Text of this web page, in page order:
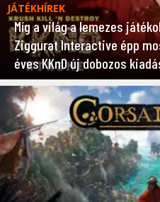
JÁTÉKHÍREK
Míg a világ a lemezes
Ziggurat Interactive épp
éves KKnD új dobozos